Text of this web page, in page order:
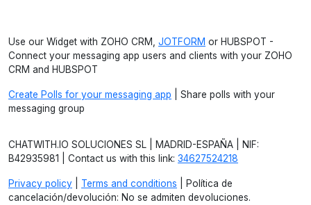
Use our Widget with ZOHO CRM, JOTFORM or HUBSPOT -
Connect your messaging app users and clients with your ZOHO
CRM and HUBSPOT
Create Polls for your messaging app | Share polls with your
messaging group
CHATWITH.IO SOLUCIONES SL | MADRID-ESPAÑA | NIF:
B42935981 | Contact us with this link: 34627524218
Privacy policy Terms and conditions | Política de
cancelación/devolución: No se admiten devoluciones.